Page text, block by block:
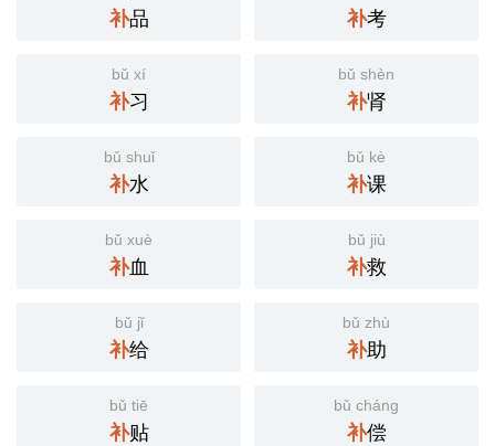
补品 补考
bǔ xí
补习
bǔ shèn
补肾
bǔ shuǐ
补水
bǔ kè
补课
bǔ xuè
补血
bǔ jiù
补救
bǔ jǐ
补给
bǔ zhù
补助
bǔ tiē
补贴
bǔ cháng
补偿